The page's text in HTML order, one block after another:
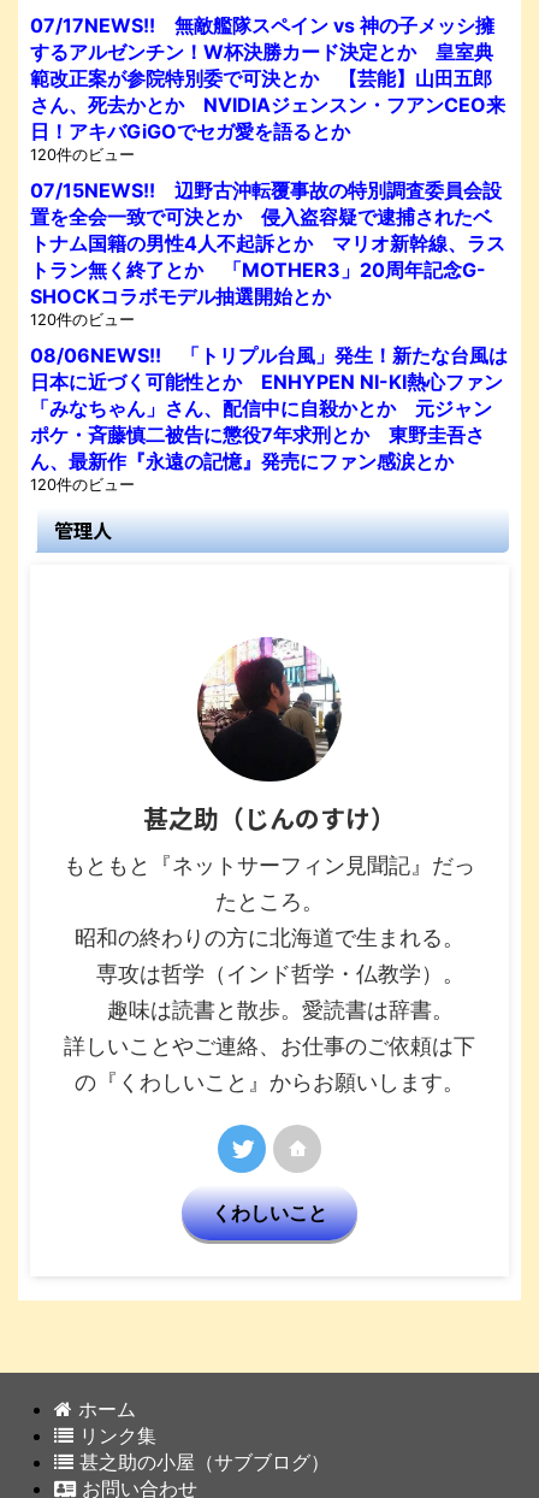
07/17NEWS!! 無敵艦隊スペイン vs 神の子メッシ擁
するアルゼンチン！W杯決勝カード決定とか 皇室典
範改正案が参院特別委で可決とか 【芸能】山田五郎
さん、死去かとか NVIDIAジェンスン・フアンCEO来
日！アキバGiGOでセガ愛を語るとか
120件のビュー
07/15NEWS!! 辺野古沖転覆事故の特別調査委員会設
置を全会一致で可決とか 侵入盗容疑で逮捕されたベ
トナム国籍の男性4人不起訴とか マリオ新幹線、ラス
トラン無く終了とか 「MOTHER3」20周年記念G-
SHOCKコラボモデル抽選開始とか
120件のビュー
08/06NEWS!! 「トリプル台風」発生！新たな台風は
日本に近づく可能性とか ENHYPEN NI-KI熱心ファン
「みなちゃん」さん、配信中に自殺かとか 元ジャン
ポケ・斉藤慎二被告に懲役7年求刑とか 東野圭吾さ
ん、最新作『永遠の記憶』発売にファン感涙とか
120件のビュー
管理人
甚之助（じんのすけ）
もともと『ネットサーフィン見聞記』だっ
たところ。
昭和の終わりの方に北海道で生まれる。
専攻は哲学（インド哲学・仏教学）。
趣味は読書と散歩。愛読書は辞書。
詳しいことやご連絡、お仕事のご依頼は下
の『くわしいこと』からお願いします。
くわしいこと
ホーム
リンク集
甚之助の小屋（サブブログ）
お問い合わせ